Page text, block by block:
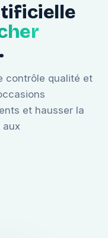
contrôle qualité et
et hausser la
aux